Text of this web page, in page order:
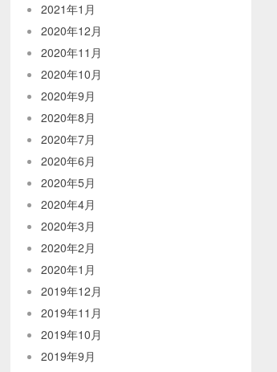
2021年1月
2020年12月
2020年11月
2020年10月
2020年9月
2020年8月
2020年7月
2020年6月
2020年5月
2020年4月
2020年3月
2020年2月
2020年1月
2019年12月
2019年11月
2019年10月
2019年9月